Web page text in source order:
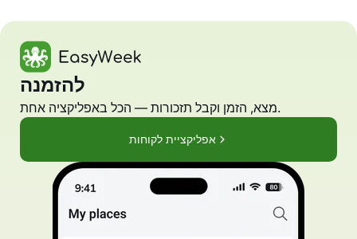
להזמנה
מצא, הזמן וקבל תזכורות — הכל באפליקציה אחת.
אפליקציית לקוחות